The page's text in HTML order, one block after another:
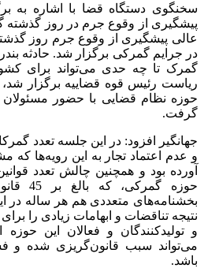
سخنگوی دستگاه قضا با اشاره به
پیشگیری از وقوع جرم در روز
عالی پیشگیری از وقوع جرم روز
در جرایم گمرکی برگزار شد. حادثه
گمرک تا چه حدی می‌تواند برای
ریاست رئیس قوه قضاییه برگزار
حوزه نظام قضایی با حضور
گرفت.
جهانگیر افزود: در این جلسه تعدد
و عدم اعتماد تجار به این رویه‌ها که
آورده بود و همچنین چالش تعدد
حوزه
بخشنامه‌های متعددی هم هر ساله در
نتیجه تناقضات و ابهامات زیادی را
و تولیدکنندگان و فعالان این
می‌تواند سبب قانون‌گریزی شده و
باشد.